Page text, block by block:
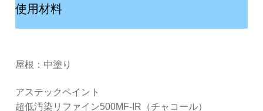
使用材料
屋根：中塗り
アステックペイント
超低汚染リファイン500MF-IR（チャコール）